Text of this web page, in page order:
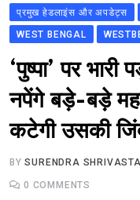
प्रमुख हेडलाइंस और अपडेट्स
WEST BENGAL
‘पुष्पा’ पर
नपेंगे बड़े-बड़े
कटेगी उसकी
BYSURENDRA
0 COMMENTS